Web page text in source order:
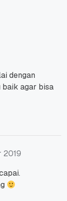
dengan
baik agar bisa
2019